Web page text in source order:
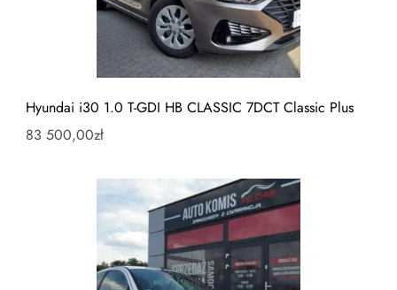
Hyundai i30 1.0 T-GDI HB CLASSIC 7DCT Classic Plus
83 500,00zł